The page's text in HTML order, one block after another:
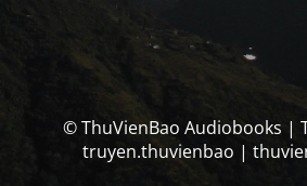
© ThuVienBao Audiobooks |
truyen.thuvienbao |